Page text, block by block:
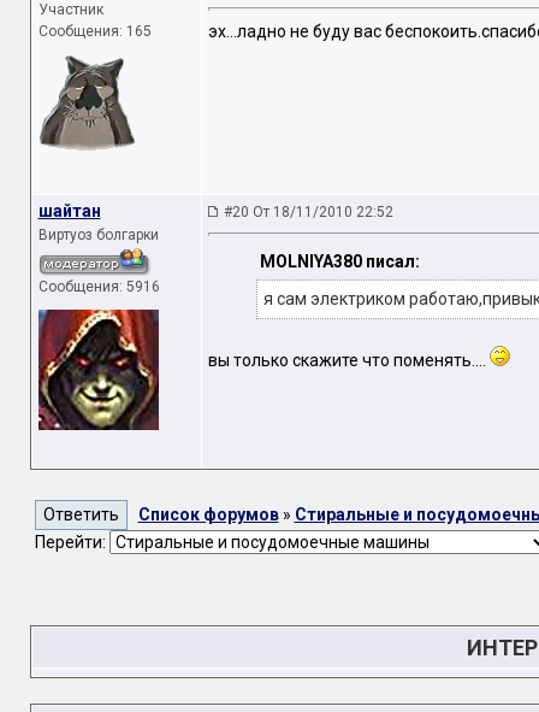
Участник
Сообщения: 165
эх...ладно не буду вас
шайтан
Виртуоз болгарки
Сообщения: 5916
#20 От 18/11/2010 22:52
MOLNIYA380 писал:
я сам электриком
вы только скажите что поменять....
Список форумов» Стиральные и
Перейти: